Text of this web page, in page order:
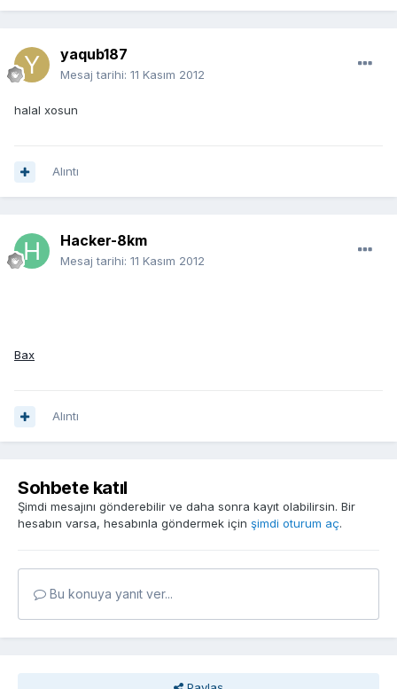
yaqub187
Mesaj tarihi: 11 Kasım 2012
halal xosun
Alıntı
Hacker-8km
Mesaj tarihi: 11 Kasım 2012
Bax
Alıntı
Sohbete katıl
Şimdi mesajını gönderebilir ve daha sonra kayıt olabilirsin. Bir
hesabın varsa, hesabınla göndermek için şimdi oturum aç.
Bu konuya yanıt ver...